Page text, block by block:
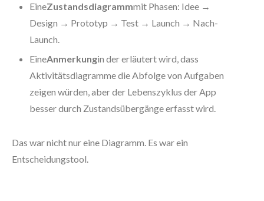
EineZustandsdiagrammmit Phasen: Idee →
Design → Prototyp → Test → Launch → Nach-
Launch.
EineAnmerkungin der erläutert wird, dass
Aktivitätsdiagramme die Abfolge von Aufgaben
zeigen würden, aber der Lebenszyklus der App
besser durch Zustandsübergänge erfasst wird.
Das war nicht nur eine Diagramm. Es war ein
Entscheidungstool.